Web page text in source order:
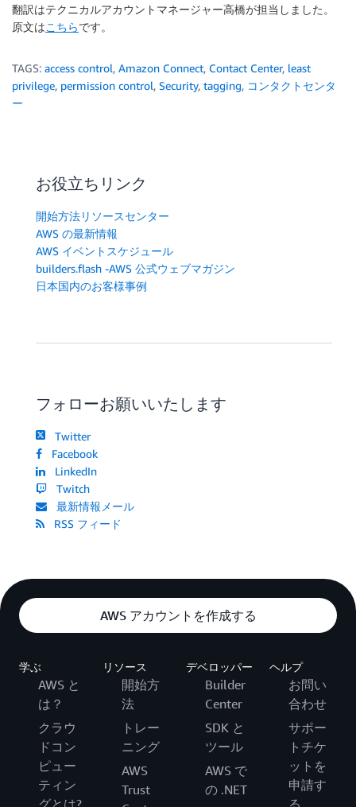
翻訳はテクニカルアカウントマネージャー高橋が担当しました。
原文はこちらです。
TAGS: access control, Amazon Connect, Contact Center, least
privilege, permission control, Security, tagging, コンタクトセンタ
ー
お役立ちリンク
開始方法リソースセンター
AWS の最新情報
AWS イベントスケジュール
builders.flash -AWS 公式ウェブマガジン
日本国内のお客様事例
フォローお願いいたします
Twitter
Facebook
LinkedIn
Twitch
最新情報メール
RSS フィード
AWS アカウントを作成する
学ぶ
AWS と
は？
クラウ
ドコン
ピュー
ティン
グとは?
リソース
開始方
法
トレー
ニング
AWS
Trust
デベロッパー
Builder
Center
SDK と
ツール
AWS で
の .NET
ヘルプ
お問い
合わせ
サポー
トチケ
ットを
申請す
る